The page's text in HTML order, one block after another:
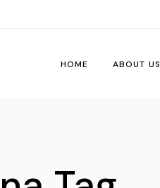
HOME ABOUT US